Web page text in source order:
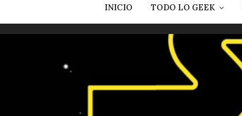
INICIO TODO LO GEEK